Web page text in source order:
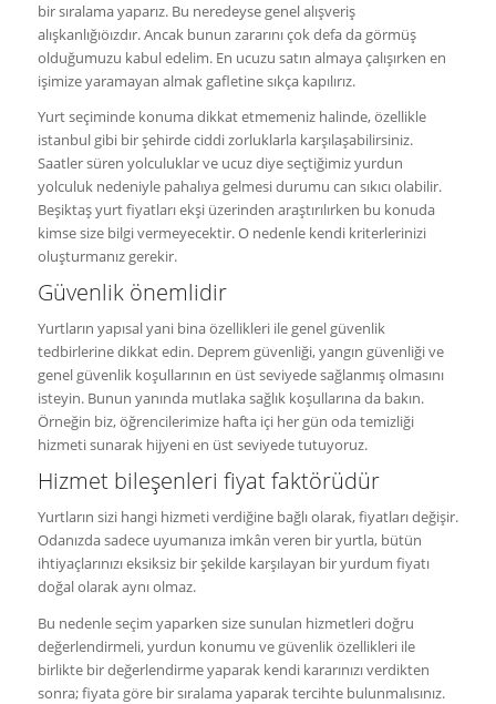
bir sıralama yaparız. Bu neredeyse genel alışveriş
alışkanlığıöızdır. Ancak bunun zararını çok defa da görmüş
olduğumuzu kabul edelim. En ucuzu satın almaya çalışırken en
işimize yaramayan almak gafletine sıkça kapılırız.
Yurt seçiminde konuma dikkat etmemeniz halinde, özellikle
istanbul gibi bir şehirde ciddi zorluklarla karşılaşabilirsiniz.
Saatler süren yolculuklar ve ucuz diye seçtiğimiz yurdun
yolculuk nedeniyle pahalıya gelmesi durumu can sıkıcı olabilir.
Beşiktaş yurt fiyatları ekşi üzerinden araştırılırken bu konuda
kimse size bilgi vermeyecektir. O nedenle kendi kriterlerinizi
oluşturmanız gerekir.
Güvenlik önemlidir
Yurtların yapısal yani bina özellikleri ile genel güvenlik
tedbirlerine dikkat edin. Deprem güvenliği, yangın güvenliği ve
genel güvenlik koşullarının en üst seviyede sağlanmış olmasını
isteyin. Bunun yanında mutlaka sağlık koşullarına da bakın.
Örneğin biz, öğrencilerimize hafta içi her gün oda temizliği
hizmeti sunarak hijyeni en üst seviyede tutuyoruz.
Hizmet bileşenleri fiyat faktörüdür
Yurtların sizi hangi hizmeti verdiğine bağlı olarak, fiyatları değişir.
Odanızda sadece uyumanıza imkân veren bir yurtla, bütün
ihtiyaçlarınızı eksiksiz bir şekilde karşılayan bir yurdum fiyatı
doğal olarak aynı olmaz.
Bu nedenle seçim yaparken size sunulan hizmetleri doğru
değerlendirmeli, yurdun konumu ve güvenlik özellikleri ile
birlikte bir değerlendirme yaparak kendi kararınızı verdikten
sonra; fiyata göre bir sıralama yaparak tercihte bulunmalısınız.